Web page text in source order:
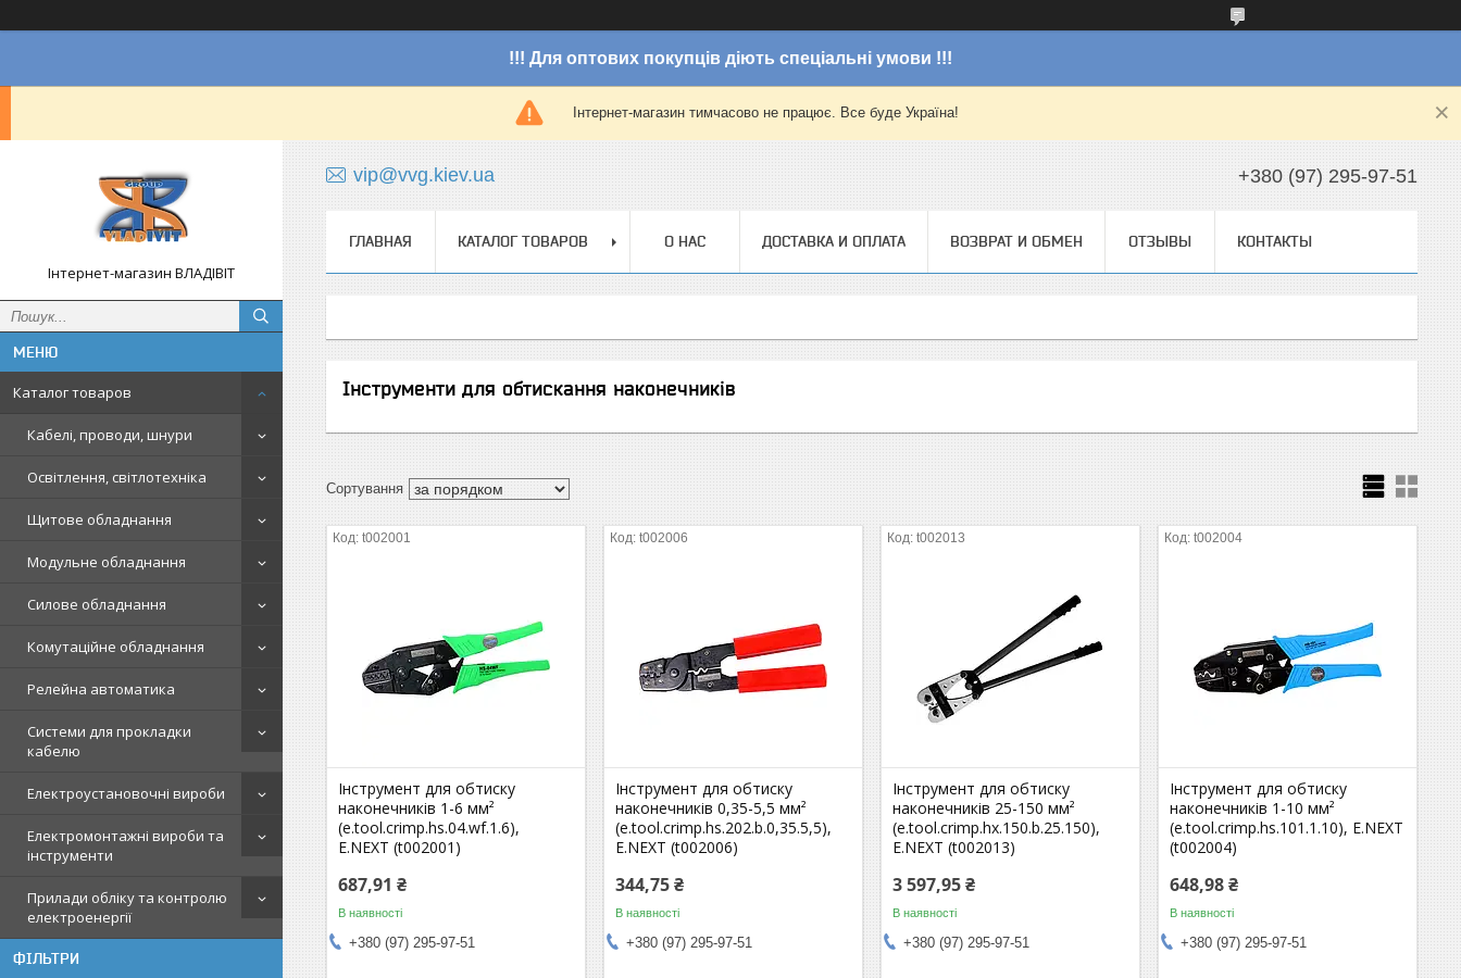
!!! Для оптових покупців діють спеціальні умови !!!
Інтернет-магазин тимчасово не працює. Все буде Україна!
Інтернет-магазин ВЛАДІВІТ
Каталог товаров
Кабелі, проводи, шнури
Освітлення, світлотехніка
Щитове обладнання
Модульне обладнання
Силове обладнання
Комутаційне обладнання
Релейна автоматика
Системи для прокладки
кабелю
Електроустановочні вироби
Електромонтажні вироби та
інструменти
Прилади обліку та контролю
електроенергії
ФІЛЬТРИ
vip@vvg.kiev.ua +380 (97) 295-97-51
ГЛАВНАЯ КАТАЛОГ ТОВАРОВ О НАС ДОСТАВКА И ОПЛАТА ВОЗВРАТ И ОБМЕН ОТЗЫВЫ КОНТАКТЫ
Інструменти для обтискання наконечників
t002001
Інструмент для обтиску
наконечників 1-6 мм²
(e.tool.crimp.hs.04.wf.1.6),
E.NEXT (t002001)
687,91 ₴
В наявності
+380 (97) 295-97-51
t002006
Інструмент для обтиску
наконечників 0,35-5,5 мм²
(e.tool.crimp.hs.202.b.0,35.5,5),
E.NEXT (t002006)
344,75 ₴
В наявності
+380 (97) 295-97-51
t002013
Інструмент для обтиску
наконечників 25-150 мм²
(e.tool.crimp.hx.150.b.25.150),
E.NEXT (t002013)
3 597,95 ₴
В наявності
+380 (97) 295-97-51
t002004
Інструмент для обтиску
наконечників 1-10 мм²
(e.tool.crimp.hs.101.1.10), E.NEXT
(t002004)
648,98 ₴
В наявності
+380 (97) 295-97-51